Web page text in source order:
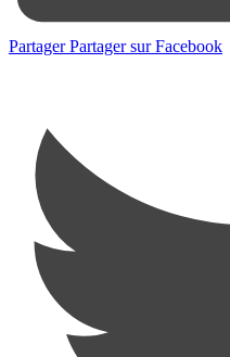
Partager Partager sur Facebook